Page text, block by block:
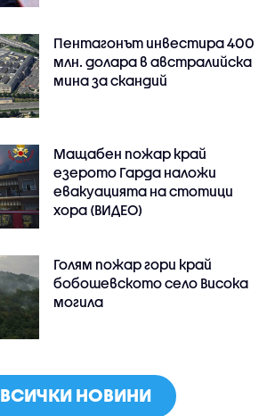
Пентагонът инвестира 400
млн. долара в австралийска
мина за скандий
Мащабен пожар край
езерото Гарда наложи
евакуацията на стотици
хора (ВИДЕО)
Голям пожар гори край
бобошевското село Висока
могила
ВСИЧКИ НОВИНИ